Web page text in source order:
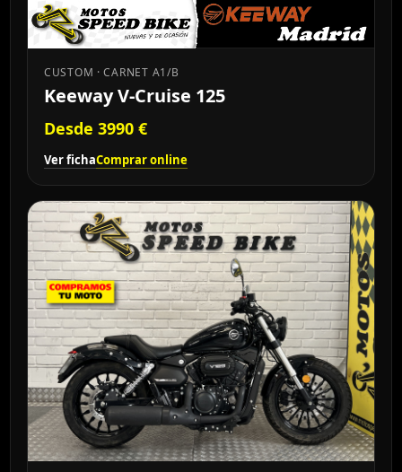
CUSTOM · CARNET A1/B
Keeway V-Cruise 125
Desde 3990 €
Ver fichaComprar online